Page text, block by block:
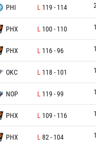
PHI L 119 - 114
PHX L 100- 110
PHX L 116-96
OKC L 118 - 101
NOP L 119 -99
PHX L 109 - 116
PHX L 82 - 104